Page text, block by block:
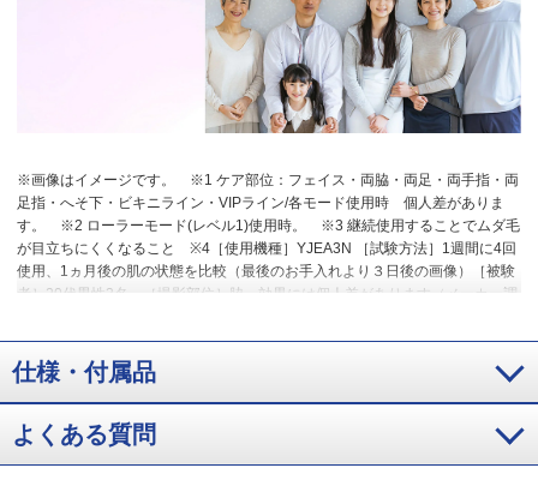
※画像はイメージです。
※1 ケア部位：フェイス・両脇・両足・両手指・両
足指・へそ下・ビキニライン・VIPライン/各モード使用時 個人差がありま
す。
※2 ローラーモード(レベル1)使用時。
※3 継続使用することでムダ毛
が目立ちにくくなること
※4［使用機種］YJEA3N ［試験方法］1週間に4回
使用、1ヵ月後の肌の状態を比較（最後のお手入れより３日後の画像）［被験
者］20代男性3名 ［撮影部位］脇 効果には個人差があります（メーカー調
子様は保護者同意のうえ、保護者または専門家などの監督下でご使用くださ
い。
仕様・付属品
よくある質問